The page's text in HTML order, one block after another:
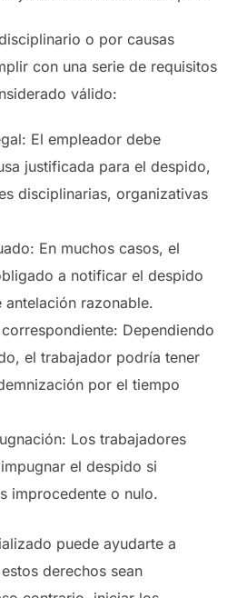
o por causas
con una serie de requisitos
válido:
El empleador debe
justificada para el despido,
disciplinarias, organizativas
En muchos casos, el
a notificar el despido
razonable.
Dependiendo
el trabajador podría tener
por el tiempo
Los trabajadores
el despido si
improcedente o nulo.
puede ayudarte a
derechos sean